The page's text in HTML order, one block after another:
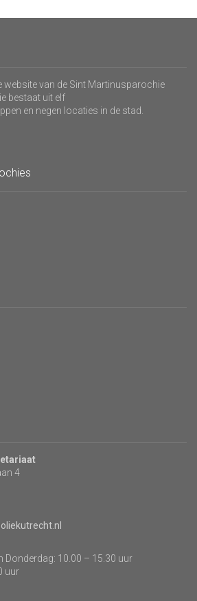
website van de Sint Martinusparochie
bestaat uit elf
en negen locaties in de stad.
4
Donderdag: 10.00 – 15.30 uur
uur